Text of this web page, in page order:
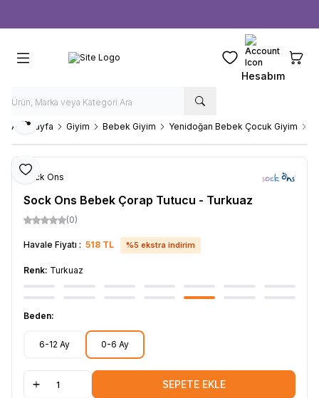
Favorilerim
Hesabım
Ana Sayfa Giyim Bebek Giyim Yenidoğan Bebek Çocuk Giyim
Favoriye Ekle
Paylaş
Sock Ons
Sock Ons Bebek Çorap Tutucu - Turkuaz
(0)
Havale Fiyatı : 518 TL %5 ekstra indirim
Renk: Turkuaz
Beden:
6-12 Ay 0-6 Ay
SEPETE EKLE